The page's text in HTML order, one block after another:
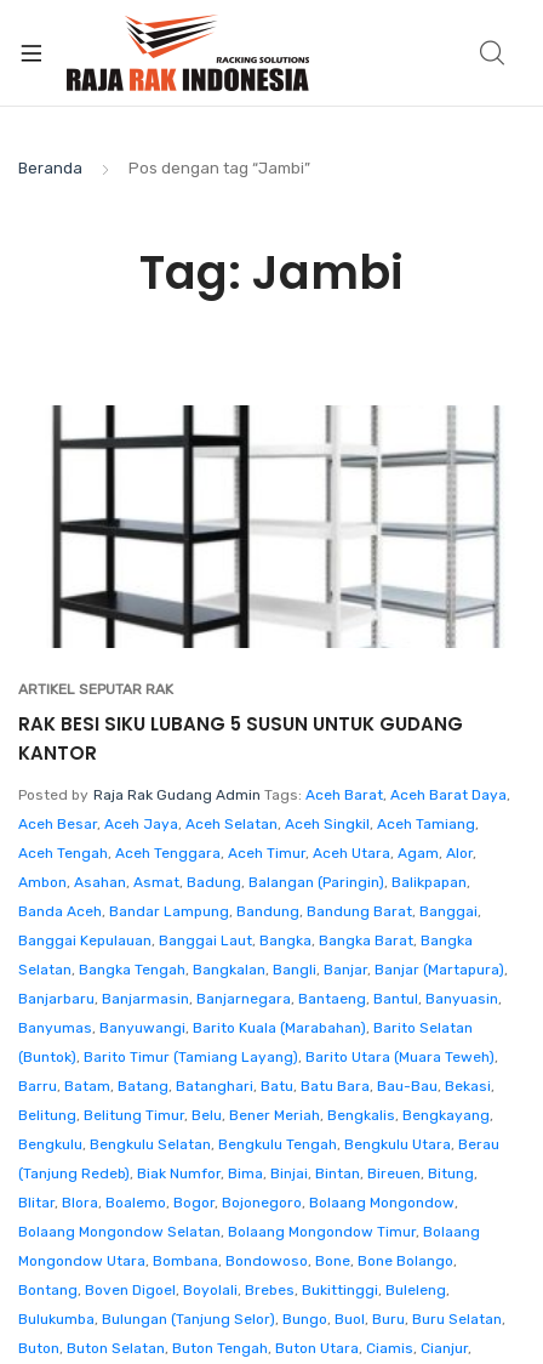
Beranda Pos dengan tag “Jambi”
Tag: Jambi
ARTIKEL SEPUTAR RAK
RAK BESI SIKU LUBANG 5 SUSUN UNTUK GUDANG
KANTOR
Posted by Raja Rak Gudang Admin Tags: Aceh Barat, Aceh Barat Daya,
Aceh Besar, Aceh Jaya, Aceh Selatan, Aceh Singkil, Aceh Tamiang,
Aceh Tengah, Aceh Tenggara, Aceh Timur, Aceh Utara, Agam, Alor,
Ambon, Asahan, Asmat, Badung, Balangan (Paringin), Balikpapan,
Banda Aceh, Bandar Lampung, Bandung, Bandung Barat, Banggai,
Banggai Kepulauan, Banggai Laut, Bangka, Bangka Barat, Bangka
Selatan, Bangka Tengah, Bangkalan, Bangli, Banjar, Banjar (Martapura),
Banjarbaru, Banjarmasin, Banjarnegara, Bantaeng, Bantul, Banyuasin,
Banyumas, Banyuwangi, Barito Kuala (Marabahan), Barito Selatan
(Buntok), Barito Timur (Tamiang Layang), Barito Utara (Muara Teweh),
Barru, Batam, Batang, Batanghari, Batu, Batu Bara, Bau-Bau, Bekasi,
Belitung, Belitung Timur, Belu, Bener Meriah, Bengkalis, Bengkayang,
Bengkulu, Bengkulu Selatan, Bengkulu Tengah, Bengkulu Utara, Berau
(Tanjung Redeb), Biak Numfor, Bima, Binjai, Bintan, Bireuen, Bitung,
Blitar, Blora, Boalemo, Bogor, Bojonegoro, Bolaang Mongondow,
Bolaang Mongondow Selatan, Bolaang Mongondow Timur, Bolaang
Mongondow Utara, Bombana, Bondowoso, Bone, Bone Bolango,
Bontang, Boven Digoel, Boyolali, Brebes, Bukittinggi, Buleleng,
Bulukumba, Bulungan (Tanjung Selor), Bungo, Buol, Buru, Buru Selatan,
Buton, Buton Selatan, Buton Tengah, Buton Utara, Ciamis, Cianjur,